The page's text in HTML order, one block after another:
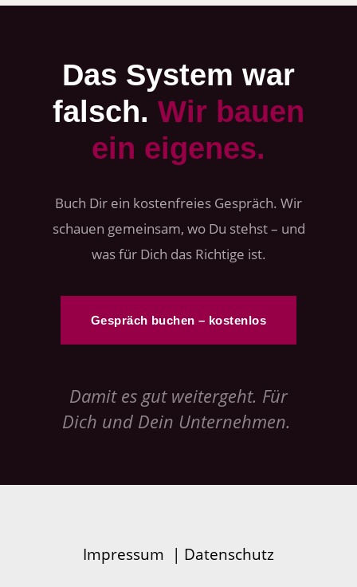
Das System war
falsch. Wir bauen
ein eigenes.
Buch Dir ein kostenfreies Gespräch. Wir
schauen gemeinsam, wo Du stehst – und
was für Dich das Richtige ist.
Gespräch buchen – kostenlos
Damit es gut weitergeht. Für
Dich und Dein Unternehmen.
Impressum | Datenschutz